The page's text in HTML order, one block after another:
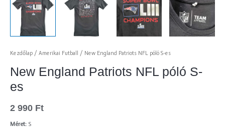
Kezdőlap / Amerikai Futball / New England Patriots NFL póló S-es
New England Patriots NFL póló S-
es
2 990 Ft
Méret: S